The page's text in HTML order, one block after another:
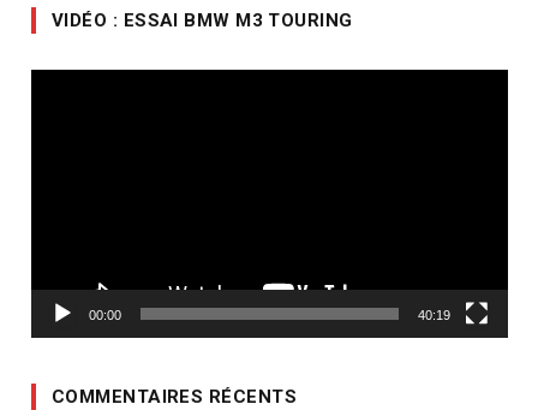
VIDÉO : ESSAI BMW M3 TOURING
00:00 40:19
COMMENTAIRES RÉCENTS